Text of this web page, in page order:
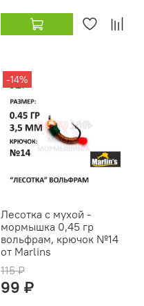
-14%
Лесотка с мухой -
мормышка 0,45 гр
вольфрам, крючок №14
от Marlins
115 ₽
99 ₽